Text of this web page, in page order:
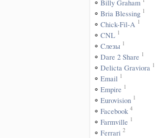
Billy Graham
Bria Blessing 1
Chick-Fil-A 1
CNL 1
Cлезы 1
Dare 2 Share 1
Delicta Graviora 1
Email 1
Empire 1
Eurovision 1
Facebook 4
Farmville 1
Ferrari 2